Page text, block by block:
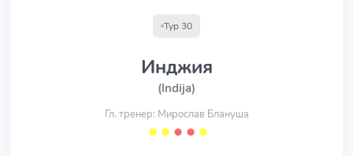
Тур 30
Инджия
(Indija)
Гл. тренер: Мирослав Блануша
⬤ ⬤ ⬤ ⬤ ⬤